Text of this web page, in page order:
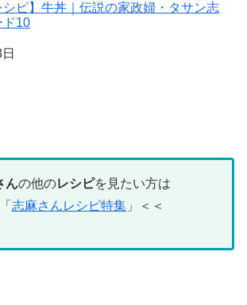
シピ】牛丼｜伝説の家政婦・タサン志
ド10
んの他のレシピを見たい方は
志麻さんレシピ特集 」＜＜